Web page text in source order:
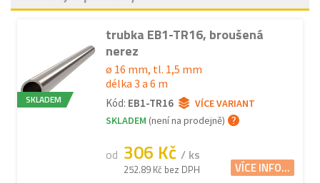
SKLADEM
trubka EB1-TR16, broušená
nerez
ø 16 mm, tl. 1,5 mm
délka 3 a 6 m
Kód: EB1-TR16
VÍCE VARIANT
SKLADEM (není na prodejně)
od 306 Kč / ks
252.89 Kč bez DPH VÍCE INFO...